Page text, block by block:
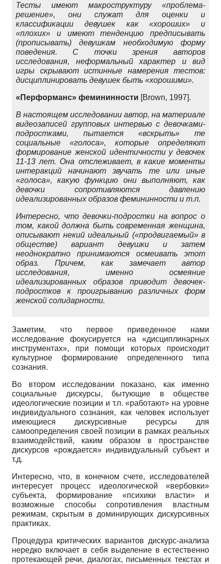
Тесты имеют макроструктуру «проблема-
решение», они служат для оценки и
классификации девушек как «хороших» и
«плохих» и имеют тенденцию предписывать
(прописывать) девушкам необходимую форму
поведения. С точки зрения авторов
исследования, неформальный характер и вид
игры скрывают истинные намерения тестов:
дисциплинировать девушек быть «хорошими».
«Перформанс» фемининности [Brown, 1997].
В настоящем исследовании автор, на материале
видеозаписей групповых интервью с девочками-
подростками, пытается «вскрыть» те
социальные «голоса», которые определяют
формирование женской идентичности у девочек
11-13 лет. Она отслеживает, в какие моменты
интеракций начинают звучать те или иные
«голоса», какую функцию они выполняют, как
девочки сопротивляются давлению
идеализированных образов фемининности и т.п.
Интересно, что девочки-подростки на вопрос о
том, какой должна быть современная женщина,
описывают некий идеальный («продвигаемый» в
обществе) вариант девушки и затем
неоднократно принимаются осмеивать этот
образ. Причем, как замечает автор
исследования, именно осмеяние
идеализированных образов приводит девочек-
подростков к проигрыванию различных форм
женской солидарности.
Заметим, что первое приведенное нами
исследование фокусируется на «дисциплинарных
инструментах», при помощи которых происходит
культурное формирование определенного типа
сознания.
Во втором исследовании показано, как именно
социальные дискурсы, бытующие в обществе
идеологические позиции и т.п. «работают» на уровне
индивидуального сознания, как человек использует
имеющиеся дискурсивные ресурсы для
самоопределения своей позиции в рамках реальных
взаимодействий, каким образом в пространстве
дискурсов «рождается» индивидуальный субъект и
т.д.
Интересно, что, в конечном счете, исследователей
интересует процесс идеологической «вербовки»
субъекта, формирование «психики власти» и
возможные способы сопротивления властным
режимам, скрытым в доминирующих дискурсивных
практиках.
Процедура критических вариантов дискурс-анализа
нередко включает в себя выделение в естественно
протекающей речи, диалогах, письменных текстах и